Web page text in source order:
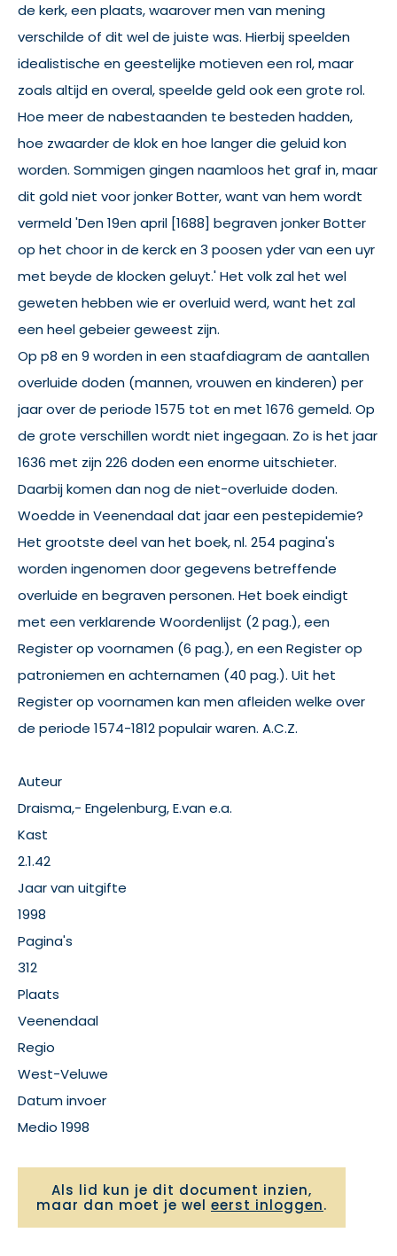
de kerk, een plaats, waarover men van mening
verschilde of dit wel de juiste was. Hierbij speelden
idealistische en geestelijke motieven een rol, maar
zoals altijd en overal, speelde geld ook een grote rol.
Hoe meer de nabestaanden te besteden hadden,
hoe zwaarder de klok en hoe langer die geluid kon
worden. Sommigen gingen naamloos het graf in, maar
dit gold niet voor jonker Botter, want van hem wordt
vermeld 'Den 19en april [1688] begraven jonker Botter
op het choor in de kerck en 3 poosen yder van een uyr
met beyde de klocken geluyt.' Het volk zal het wel
geweten hebben wie er overluid werd, want het zal
een heel gebeier geweest zijn.
Op p8 en 9 worden in een staafdiagram de aantallen
overluide doden (mannen, vrouwen en kinderen) per
jaar over de periode 1575 tot en met 1676 gemeld. Op
de grote verschillen wordt niet ingegaan. Zo is het jaar
1636 met zijn 226 doden een enorme uitschieter.
Daarbij komen dan nog de niet-overluide doden.
Woedde in Veenendaal dat jaar een pestepidemie?
Het grootste deel van het boek, nl. 254 pagina's
worden ingenomen door gegevens betreffende
overluide en begraven personen. Het boek eindigt
met een verklarende Woordenlijst (2 pag.), een
Register op voornamen (6 pag.), en een Register op
patroniemen en achternamen (40 pag.). Uit het
Register op voornamen kan men afleiden welke over
de periode 1574-1812 populair waren. A.C.Z.
Auteur
Draisma,- Engelenburg, E.van e.a.
Kast
2.1.42
Jaar van uitgifte
1998
Pagina's
312
Plaats
Veenendaal
Regio
West-Veluwe
Datum invoer
Medio 1998
Als lid kun je dit document inzien,
maar dan moet je wel eerst inloggen.